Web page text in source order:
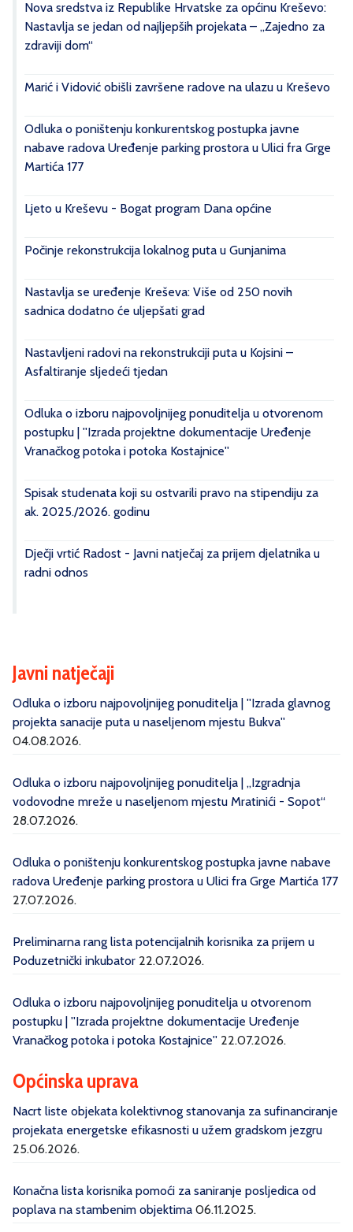
Nova sredstva iz Republike Hrvatske za općinu Kreševo:
Nastavlja se jedan od najljepših projekata – „Zajedno za
zdraviji dom“
Marić i Vidović obišli završene radove na ulazu u Kreševo
Odluka o poništenju konkurentskog postupka javne
nabave radova Uređenje parking prostora u Ulici fra Grge
Martića 177
Ljeto u Kreševu - Bogat program Dana općine
Počinje rekonstrukcija lokalnog puta u Gunjanima
Nastavlja se uređenje Kreševa: Više od 250 novih
sadnica dodatno će uljepšati grad
Nastavljeni radovi na rekonstrukciji puta u Kojsini –
Asfaltiranje sljedeći tjedan
Odluka o izboru najpovoljnijeg ponuditelja u otvorenom
postupku | ''Izrada projektne dokumentacije Uređenje
Vranačkog potoka i potoka Kostajnice''
Spisak studenata koji su ostvarili pravo na stipendiju za
ak. 2025./2026. godinu
Dječji vrtić Radost - Javni natječaj za prijem djelatnika u
radni odnos
Javni natječaji
Odluka o izboru najpovoljnijeg ponuditelja | ''Izrada glavnog
projekta sanacije puta u naseljenom mjestu Bukva''
04.08.2026.
Odluka o izboru najpovoljnijeg ponuditelja | „Izgradnja
vodovodne mreže u naseljenom mjestu Mratinići - Sopot“
28.07.2026.
Odluka o poništenju konkurentskog postupka javne nabave
radova Uređenje parking prostora u Ulici fra Grge Martića 177
27.07.2026.
Preliminarna rang lista potencijalnih korisnika za prijem u
Poduzetnički inkubator 22.07.2026.
Odluka o izboru najpovoljnijeg ponuditelja u otvorenom
postupku | ''Izrada projektne dokumentacije Uređenje
Vranačkog potoka i potoka Kostajnice'' 22.07.2026.
Općinska uprava
Nacrt liste objekata kolektivnog stanovanja za sufinanciranje
projekata energetske efikasnosti u užem gradskom jezgru
25.06.2026.
Konačna lista korisnika pomoći za saniranje posljedica od
poplava na stambenim objektima 06.11.2025.